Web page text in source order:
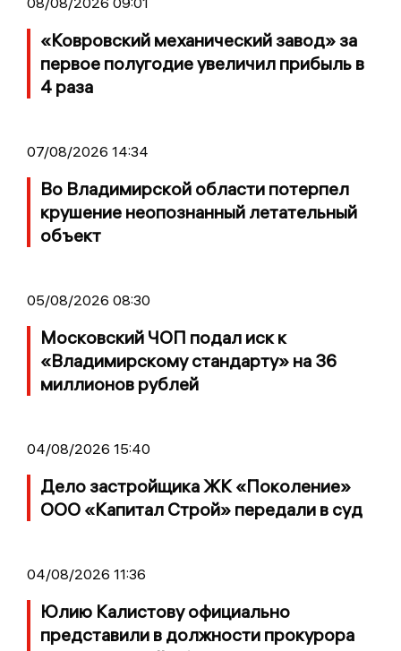
«Ковровский механический завод» за
первое полугодие увеличил прибыль в
4 раза
07/08/2026 14:34
Во Владимирской области потерпел
крушение неопознанный летательный
объект
05/08/2026 08:30
Московский ЧОП подал иск к
«Владимирскому стандарту» на 36
миллионов рублей
04/08/2026 15:40
Дело застройщика ЖК «Поколение»
ООО «Капитал Строй» передали в суд
04/08/2026 11:36
Юлию Калистову официально
представили в должности прокурора